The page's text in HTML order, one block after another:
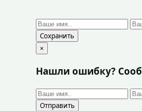
Сохранить
×
Нашли ошибку?
Отправить